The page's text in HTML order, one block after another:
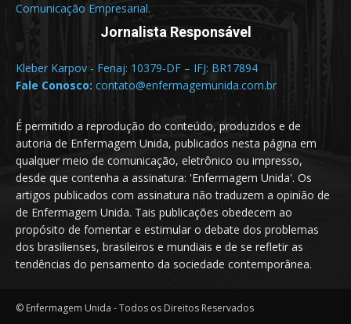
Comunicação Empresarial.
Jornalista Responsável
Kleber Karpov - Fenaj: 10379-DF – IFJ: BR17894
Fale Conosco: contato@enfermagemunida.com.br
É permitido a reprodução do conteúdo, produzidos e de
autoria de Enfermagem Unida, publicados nesta página em
qualquer meio de comunicação, eletrônico ou impresso,
desde que contenha a assinatura: 'Enfermagem Unida'. Os
artigos publicados com assinatura não traduzem a opinião de
de Enfermagem Unida. Tais publicações obedecem ao
propósito de fomentar e estimular o debate dos problemas
dos brasilienses, brasileiros e mundiais e de se refletir as
tendências do pensamento da sociedade contemporânea.
© Enfermagem Unida - Todos os Direitos Reservados